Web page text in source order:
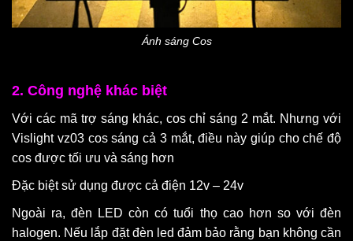
Ánh sáng Cos
2. Công nghệ khác biệt
Với các mã trợ sáng khác, cos chỉ sáng 2 mắt. Nhưng với
Vislight vz03 cos sáng cả 3 mắt, điều này giúp cho chế độ
cos được tối ưu và sáng hơn
Đặc biệt sử dụng được cả điện 12v – 24v
Ngoài ra, đèn LED còn có tuổi thọ cao hơn so với đèn
halogen. Nếu lắp đặt đèn led đảm bảo rằng bạn không cần